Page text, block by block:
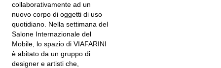
collaborativamente ad un
nuovo corpo di oggetti di uso
quotidiano. Nella settimana del
Salone Internazionale del
Mobile, lo spazio di VIAFARINI
è abitato da un gruppo di
designer e artisti che,